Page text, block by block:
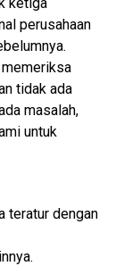
perusahaan
tidak ada
masalah,
untuk
teratur dengan